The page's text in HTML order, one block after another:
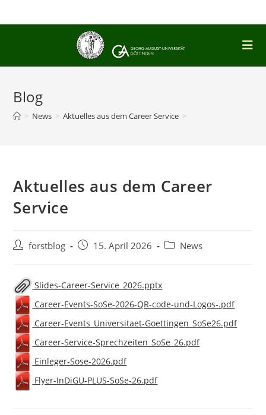
Inhalt
Blog
> News > Aktuelles aus dem Career Service >
Aktuelles aus dem Career
Service
Beitrags-
forstblog
Beitrag15. April 2026
Beitrags-
News
Slides-Career-Service_2026.pptx
Career-Events-SoSe-2026-QR-code-und-Logos-.pdf
Career-Events_Universitaet-Goettingen_SoSe26.pdf
Career-Service-Sprechzeiten_SoSe_26.pdf
Einleger-Sose-2026.pdf
Flyer-InDiGU-PLUS-SoSe-26.pdf